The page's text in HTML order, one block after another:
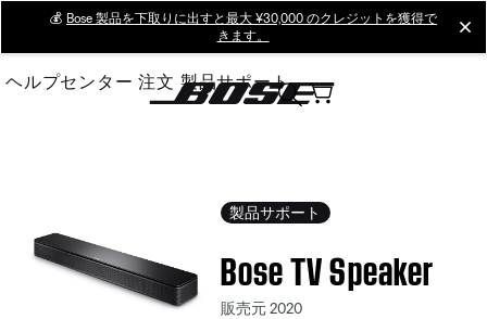
Main
💰 Bose 製品を下取りに出すと最大 ¥30,000 のクレジットを獲得で
きます。
ヘルプセンター 注文 製品サポート
製品サポート
Bose TV Speaker
販売元 2020